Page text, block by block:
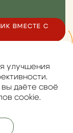
ВМЕСТЕ С
улучшения
даёте своё
cookie.